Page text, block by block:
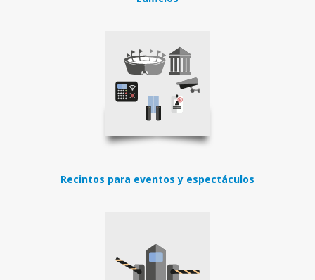
Recintos para eventos y espectáculos